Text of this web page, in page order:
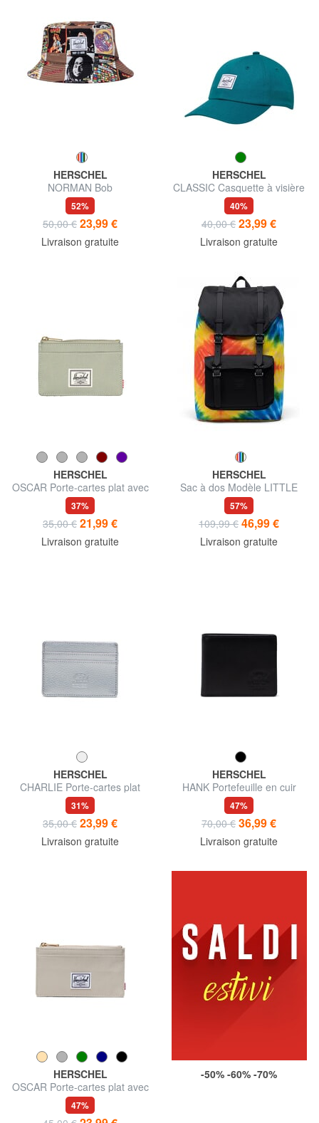
HERSCHEL
NORMAN Bob
52%
50,00 € 23,99 €
Livraison gratuite
HERSCHEL
CLASSIC Casquette à visière
40%
40,00 € 23,99 €
Livraison gratuite
HERSCHEL
OSCAR Porte-cartes plat avec
zip
37%
35,00 € 21,99 €
Livraison gratuite
HERSCHEL
Sac à dos Modèle LITTLE
AMERICA MID VOLUME, pour
ordinateur portable 13''
57%
109,99 € 46,99 €
Livraison gratuite
HERSCHEL
CHARLIE Porte-cartes plat
31%
35,00 € 23,99 €
Livraison gratuite
HERSCHEL
HANK Portefeuille en cuir
47%
70,00 € 36,99 €
Livraison gratuite
HERSCHEL
OSCAR Porte-cartes plat avec
porte-monnaie
47%
-50% -60% -70%